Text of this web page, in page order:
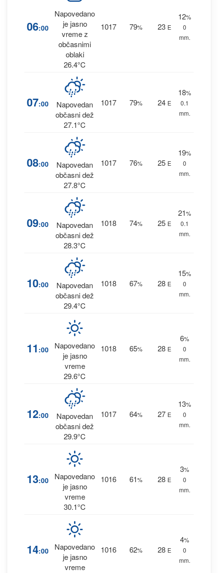
06:00
Napovedano
je jasno
vreme z
občasnimi
oblaki
26.4°C
1017 79% 23 E
12%
0
mm.
07:00
Napovedan
občasni dež
27.1°C
1017 79% 24 E
18%
0.1
mm.
08:00
Napovedan
občasni dež
27.8°C
1017 76% 25 E
19%
0
mm.
09:00
Napovedan
občasni dež
28.3°C
1018 74% 25 E
21%
0.1
mm.
10:00
Napovedan
občasni dež
29.4°C
1018 67% 28 E
15%
0
mm.
11 :00
Napovedano
je jasno
vreme
29.6°C
1018 65% 28 E
6%
0
mm.
12:00
Napovedan
občasni dež
29.9°C
1017 64% 27 E
13%
0
mm.
13:00
Napovedano
je jasno
vreme
30.1°C
1016 61% 28 E
3%
0
mm.
14:00
Napovedano
je jasno
vreme
1016 62% 28 E
4%
0
mm.